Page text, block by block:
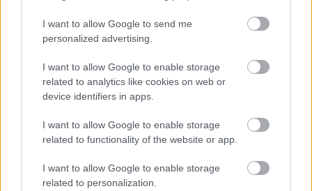
I want to allow Google to send me
personalized advertising.
I want to allow Google to enable storage
related to analytics like cookies on web or
device identifiers in apps.
I want to allow Google to enable storage
related to functionality of the website or app.
I want to allow Google to enable storage
related to personalization.
2016.03.26
Együttműködés az Ipoly-völgyi Különleges
Mentőegyesülettel
Tavaszi átállás ingyenes műszaki átvizsgálással